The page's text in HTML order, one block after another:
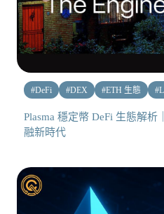
#DeFi #DEX #ETH 生態 #
Plasma 穩定幣 DeFi 生態解
融新時代